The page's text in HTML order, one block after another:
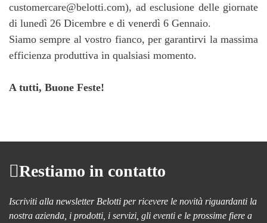
customercare@belotti.com), ad esclusione delle giornate
di lunedì 26 Dicembre e di venerdì 6 Gennaio.
Siamo sempre al vostro fianco, per garantirvi la massima
efficienza produttiva in qualsiasi momento.
A tutti, Buone Feste!
Restiamo in contatto
Iscriviti alla newsletter Belotti per ricevere le novità riguardanti la
nostra azienda, i prodotti, i servizi, gli eventi e le prossime fiere a